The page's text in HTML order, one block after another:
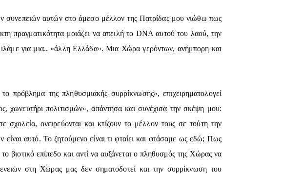
συνεπειών αυτών στο άμεσο μέλλον της Πατρίδας μου νιώθω πως
πραγματικότητα μοιάζει να απειλή το DNA αυτού του λαού, την
για μια.. «άλλη Ελλάδα». Μια Χώρα γερόντων, ανήμπορη και
της πληθυσμιακής συρρίκνωσης», επιχειρηματολογεί
χωνευτήρι πολιτισμών», απάντησα και συνέχισα την σκέψη μου:
ονειρεύονται και κτίζουν το μέλλον τους σε τούτη την
αυτό. Το ζητούμενο είναι τι φταίει και φτάσαμε ως εδώ; Πως
βιοτικό επίπεδο και αντί να αυξάνεται ο πληθυσμός της Χώρας να
στη Χώρας μας δεν σηματοδοτεί και την συρρίκνωση του